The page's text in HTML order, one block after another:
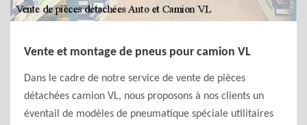
Vente et montage de pneus pour camion VL
Dans le cadre de notre service de vente de pièces
détachées camion VL, nous proposons à nos clients un
éventail de modèles de pneumatique spéciale utilitaires